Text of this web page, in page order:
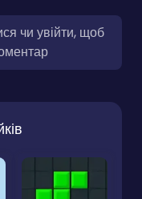
чи увійти, щоб